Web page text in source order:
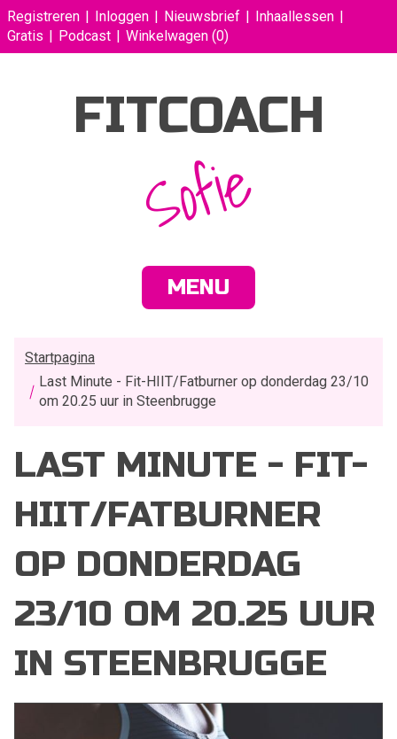
Registreren Inloggen Nieuwsbrief
Inhaallessen
Gratis
Podcast Winkelwagen (0)
FITCOACH
Sofie
MENU
Startpagina
Last Minute - Fit-HIIT/Fatburner op donderdag 23/10
om 20.25 uur in Steenbrugge
LAST MINUTE - FIT-
HIIT/FATBURNER
OP DONDERDAG
23/10 OM 20.25 UUR
IN STEENBRUGGE